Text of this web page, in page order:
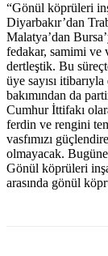
“Gönül köprüleri
Diyarbakır’dan
Malatya’dan
fedakar, samimi ve
dertleştik. Bu
üye sayısı
bakımından da
Cumhur İttifakı
ferdin ve rengini
vasfımızı
olmayacak. Bugüne
Gönül köprüleri
arasında gönül